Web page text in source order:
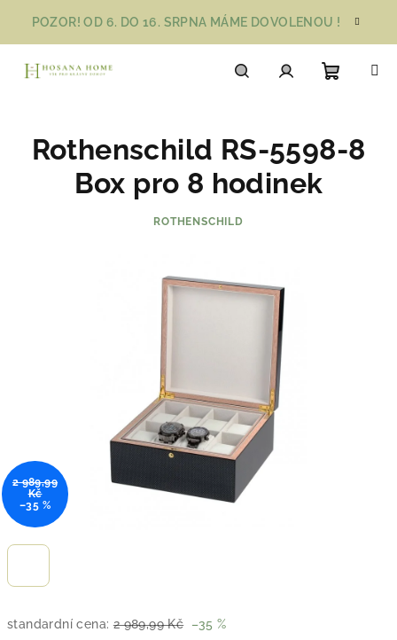
obsah
POZOR! OD 6. DO 16. SRPNA MÁME DOVOLENOU !
košík
standardní cena: 2 989,99 Kč –35 %
Rothenschild RS-5598-8
Box pro 8 hodinek
ROTHENSCHILD
2 989,99
Kč
–35 %